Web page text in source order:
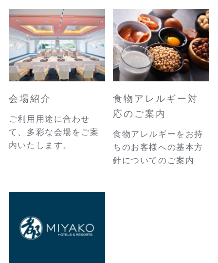
会場紹介
ご利用用途に合わせ
て、多彩な会場をご案
内いたします。
食物アレルギー対
応のご案内
食物アレルギーをお持
ちのお客様への基本方
針についてのご案内